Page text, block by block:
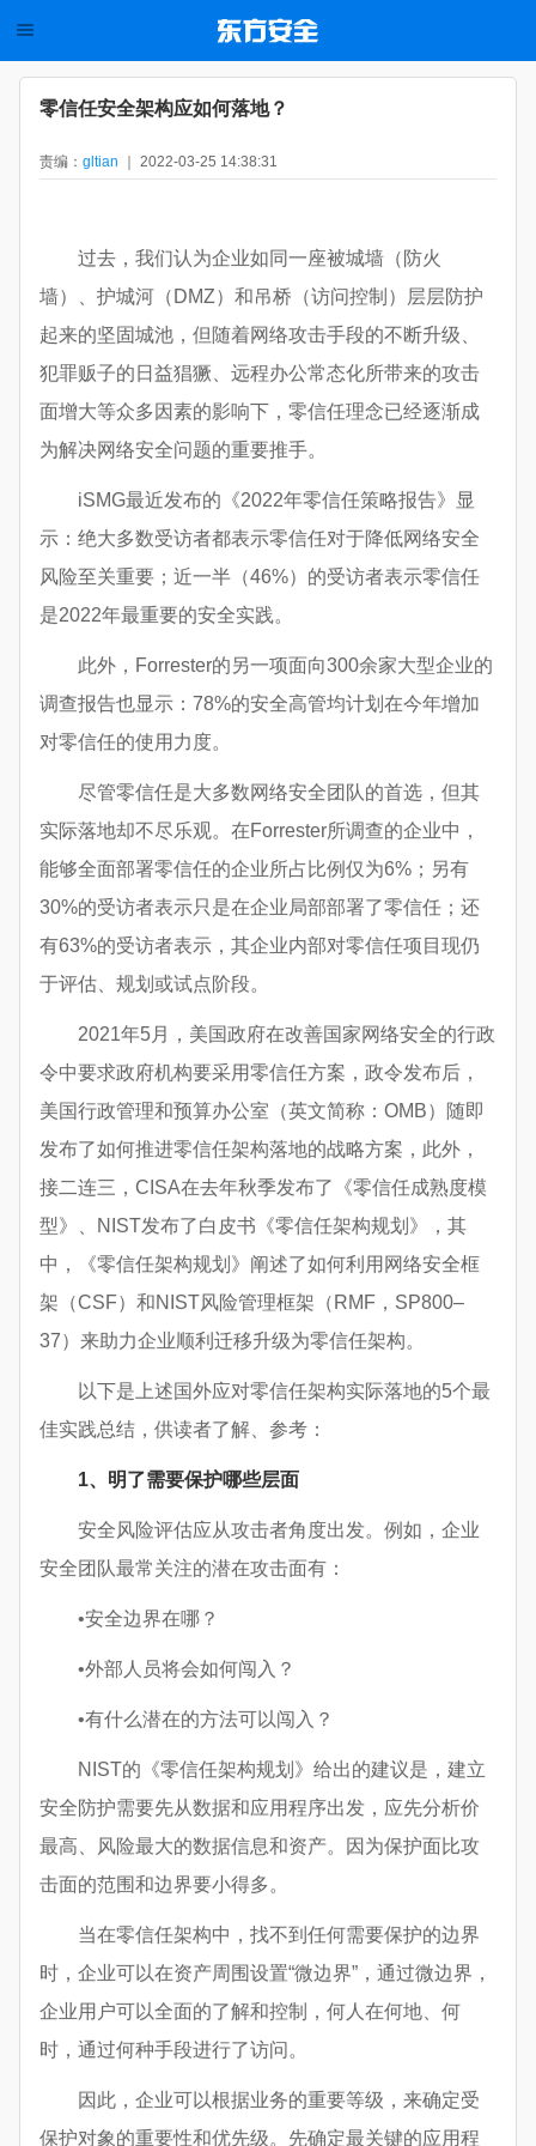
零信任安全架构应如何落地？
责编： gltian ｜ 2022-03-25 14:38:31
过去，我们认为企业如同一座被城墙（防火
墙）、护城河（DMZ）和吊桥（访问控制）层层防护
起来的坚固城池，但随着网络攻击手段的不断升级、
犯罪贩子的日益猖獗、远程办公常态化所带来的攻击
面增大等众多因素的影响下，零信任理念已经逐渐成
为解决网络安全问题的重要推手。
iSMG最近发布的《2022年零信任策略报告》显
示：绝大多数受访者都表示零信任对于降低网络安全
风险至关重要；近一半（46%）的受访者表示零信任
是2022年最重要的安全实践。
此外，Forrester的另一项面向300余家大型企业的
调查报告也显示：78%的安全高管均计划在今年增加
对零信任的使用力度。
尽管零信任是大多数网络安全团队的首选，但其
实际落地却不尽乐观。在Forrester所调查的企业中，
能够全面部署零信任的企业所占比例仅为6%；另有
30%的受访者表示只是在企业局部部署了零信任；还
有63%的受访者表示，其企业内部对零信任项目现仍
于评估、规划或试点阶段。
2021年5月，美国政府在改善国家网络安全的行政
令中要求政府机构要采用零信任方案，政令发布后，
美国行政管理和预算办公室（英文简称：OMB）随即
发布了如何推进零信任架构落地的战略方案，此外，
接二连三，CISA在去年秋季发布了《零信任成熟度模
型》、NIST发布了白皮书《零信任架构规划》，其
中，《零信任架构规划》阐述了如何利用网络安全框
架（CSF）和NIST风险管理框架（RMF，SP800–
37）来助力企业顺利迁移升级为零信任架构。
以下是上述国外应对零信任架构实际落地的5个最
佳实践总结，供读者了解、参考：
1、明了需要保护哪些层面
安全风险评估应从攻击者角度出发。例如，企业
安全团队最常关注的潜在攻击面有：
•安全边界在哪？
•外部人员将会如何闯入？
•有什么潜在的方法可以闯入？
NIST的《零信任架构规划》给出的建议是，建立
安全防护需要先从数据和应用程序出发，应先分析价
最高、风险最大的数据信息和资产。因为保护面比攻
击面的范围和边界要小得多。
当在零信任架构中，找不到任何需要保护的边界
时，企业可以在资产周围设置“微边界”，通过微边界，
企业用户可以全面的了解和控制，何人在何地、何
时，通过何种手段进行了访问。
因此，企业可以根据业务的重要等级，来确定受
保护对象的重要性和优先级。先确定最关键的应用程